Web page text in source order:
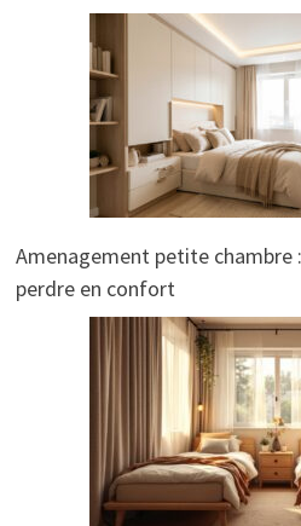
Amenagement petite chambre
perdre en confort